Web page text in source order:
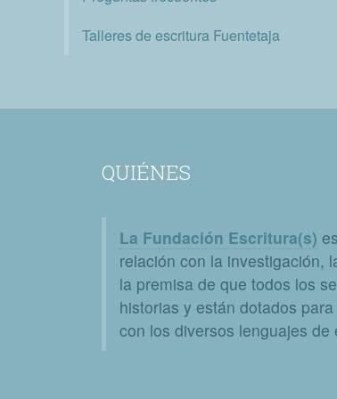
Talleres de escritura Fuentetaja
QUIÉNES
La Fundación Escritura(s)
relación con la investigación,
la premisa de que todos los
historias y están dotados
con los diversos lenguajes